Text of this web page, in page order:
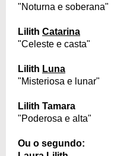
"Noturna e soberana"
Lilith Catarina
"Celeste e casta"
Lilith Luna
"Misteriosa e lunar"
Lilith Tamara
"Poderosa e alta"
Ou o segundo: